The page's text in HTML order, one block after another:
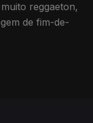
reggaeton,
de fim-de-